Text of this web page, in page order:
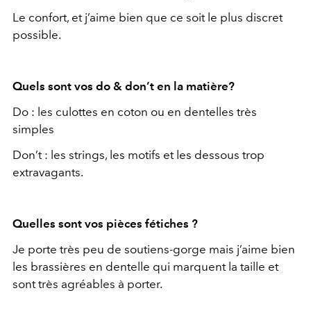
Le confort, et j’aime bien que ce soit le plus discret
possible.
Quels sont vos do & don’t en la matière?
Do : les culottes en coton ou en dentelles très
simples
Don’t : les strings, les motifs et les dessous trop
extravagants.
Quelles sont vos pièces fétiches ?
Je porte très peu de soutiens-gorge mais j’aime bien
les brassières en dentelle qui marquent la taille et
sont très agréables à porter.